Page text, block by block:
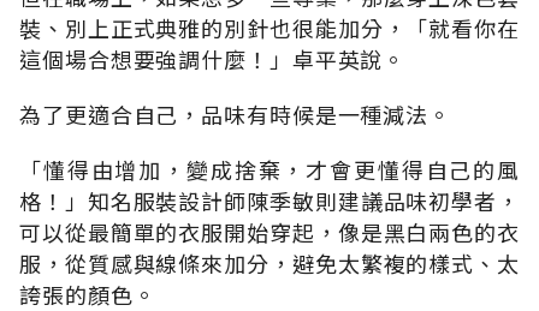
裝、別上正式典雅的別針也很能加分，「就看你在
這個場合想要強調什麼！」卓平英說。
為了更適合自己，品味有時候是一種減法。
「懂得由增加，變成捨棄，才會更懂得自己的風
格！」知名服裝設計師陳季敏則建議品味初學者，
可以從最簡單的衣服開始穿起，像是黑白兩色的衣
服，從質感與線條來加分，避免太繁複的樣式、太
誇張的顏色。